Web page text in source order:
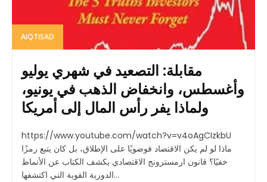
AIQTISAD
مقابلة: التصعيد في شهري يوليو
وأغسطس، وانخفاض الذهب في يونيو،
ولماذا يفر رأس المال إلى أمريكا
https://www.youtube.com/watch?v=v4oAgCIzkbU
ماذا لو لم يكن الاقتصاد فوضويًا على الإطلاق، بل كان يتبع رمزًا
خفيًا؟ قانون ارمسترونج الاقتصادي يكشف الكتاب عن الأنماط
الدورية القوية التي اكتشفها...